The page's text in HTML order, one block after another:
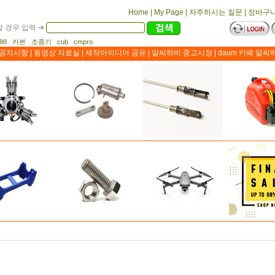
Home My Page 자주하시는 질문
장바구
경우 입력 ➔
카본 조종기 cub cmpro
공지사항 동영상 자료실 제작아이디어 공유 알씨하비 중고시장 daum 카페 알씨